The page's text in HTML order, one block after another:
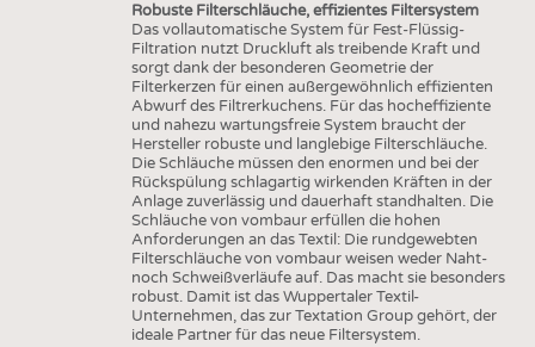
Robuste Filterschläuche, effizientes Filtersystem
Das vollautomatische System für Fest-Flüssig-
Filtration nutzt Druckluft als treibende Kraft und
sorgt dank der besonderen Geometrie der
Filterkerzen für einen außergewöhnlich effizienten
Abwurf des Filtrerkuchens. Für das hocheffiziente
und nahezu wartungsfreie System braucht der
Hersteller robuste und langlebige Filterschläuche.
Die Schläuche müssen den enormen und bei der
Rückspülung schlagartig wirkenden Kräften in der
Anlage zuverlässig und dauerhaft standhalten. Die
Schläuche von vombaur erfüllen die hohen
Anforderungen an das Textil: Die rundgewebten
Filterschläuche von vombaur weisen weder Naht-
noch Schweißverläufe auf. Das macht sie besonders
robust. Damit ist das Wuppertaler Textil-
Unternehmen, das zur Textation Group gehört, der
ideale Partner für das neue Filtersystem.